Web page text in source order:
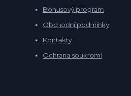
Bonusový program
Obchodní podmínky
Kontakty
Ochrana soukromí